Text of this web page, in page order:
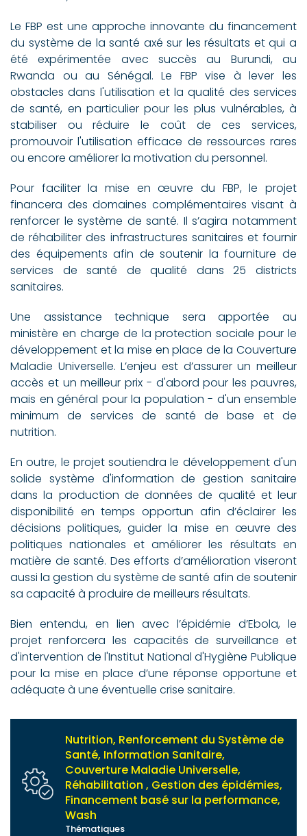
Le FBP est une approche innovante du financement
du système de la santé axé sur les résultats et qui a
été expérimentée avec succès au Burundi, au
Rwanda ou au Sénégal. Le FBP vise à lever les
obstacles dans l'utilisation et la qualité des services
de santé, en particulier pour les plus vulnérables, à
stabiliser ou réduire le coût de ces services,
promouvoir l'utilisation efficace de ressources rares
ou encore améliorer la motivation du personnel.
Pour faciliter la mise en œuvre du FBP, le projet
financera des domaines complémentaires visant à
renforcer le système de santé. Il s’agira notamment
de réhabiliter des infrastructures sanitaires et fournir
des équipements afin de soutenir la fourniture de
services de santé de qualité dans 25 districts
sanitaires.
Une assistance technique sera apportée au
ministère en charge de la protection sociale pour le
développement et la mise en place de la Couverture
Maladie Universelle. L’enjeu est d’assurer un meilleur
accès et un meilleur prix - d'abord pour les pauvres,
mais en général pour la population - d'un ensemble
minimum de services de santé de base et de
nutrition.
En outre, le projet soutiendra le développement d'un
solide système d'information de gestion sanitaire
dans la production de données de qualité et leur
disponibilité en temps opportun afin d’éclairer les
décisions politiques, guider la mise en œuvre des
politiques nationales et améliorer les résultats en
matière de santé. Des efforts d’amélioration viseront
aussi la gestion du système de santé afin de soutenir
sa capacité à produire de meilleurs résultats.
Bien entendu, en lien avec l’épidémie d’Ebola, le
projet renforcera les capacités de surveillance et
d'intervention de l'Institut National d'Hygiène Publique
pour la mise en place d’une réponse opportune et
adéquate à une éventuelle crise sanitaire.
Nutrition, Renforcement du Système de
Santé, Information Sanitaire,
Couverture Maladie Universelle,
Réhabilitation , Gestion des épidémies,
Financement basé sur la performance,
Wash
Thématiques